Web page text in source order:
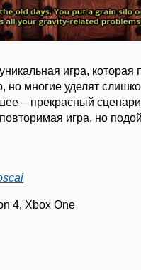
игра,
но многие уделят
– прекрасный
игра, но
4, Xbox One